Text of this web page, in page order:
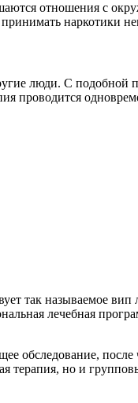
отношения с
принимать наркотики
люди. С подобной
проводится
так называемое вип
лечебная
обследование,
терапия, но и